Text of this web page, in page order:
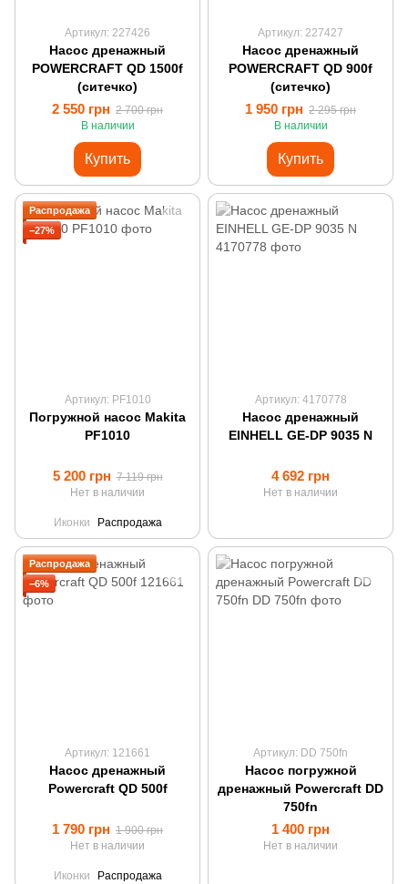
Артикул: 227426
Насос дренажный
POWERCRAFT QD 1500f
(ситечко)
2 550 грн 2 700 грн
В наличии
Купить
Артикул: 227427
Насос дренажный
POWERCRAFT QD 900f
(ситечко)
1 950 грн 2 295 грн
В наличии
Купить
Распродажа
−27%
Артикул: PF1010
Погружной насос Makita
PF1010
5 200 грн 7 119 грн
Нет в наличии
Иконки Распродажа
Артикул: 4170778
Насос дренажный
EINHELL GE-DP 9035 N
4 692 грн
Нет в наличии
Распродажа
−6%
Артикул: 121661
Насос дренажный
Powercraft QD 500f
1 790 грн 1 900 грн
Нет в наличии
Иконки Распродажа
Артикул: DD 750fn
Насос погружной
дренажный Powercraft DD
750fn
1 400 грн
Нет в наличии